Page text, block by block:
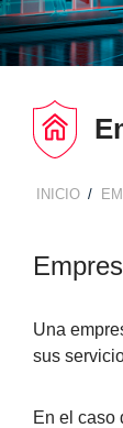
INICIO
Una
sus
En el caso